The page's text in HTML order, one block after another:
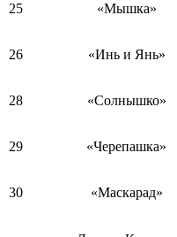
25 «Мышка»
26 «Инь и Янь»
28 «Солнышко»
29 «Черепашка»
30 «Маскарад»